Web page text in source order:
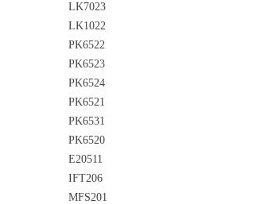
LK7023
LK1022
PK6522
PK6523
PK6524
PK6521
PK6531
PK6520
E20511
IFT206
MFS201